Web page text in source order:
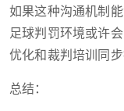
如果这种沟通机制
足球判罚环境或许
优化和裁判培训同步
总结：